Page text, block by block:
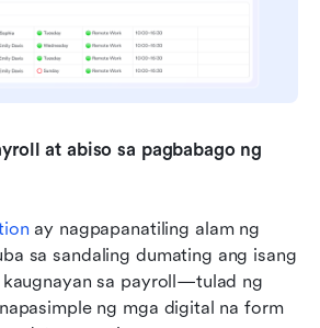
at abiso sa pagbabago ng
ay nagpapanatiling alam ng
sa sandaling dumating ang isang
kaugnayan sa payroll—tulad ng
ng mga digital na form